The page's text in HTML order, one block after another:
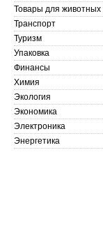
Товары для животных
Транспорт
Туризм
Упаковка
Финансы
Химия
Экология
Экономика
Электроника
Энергетика